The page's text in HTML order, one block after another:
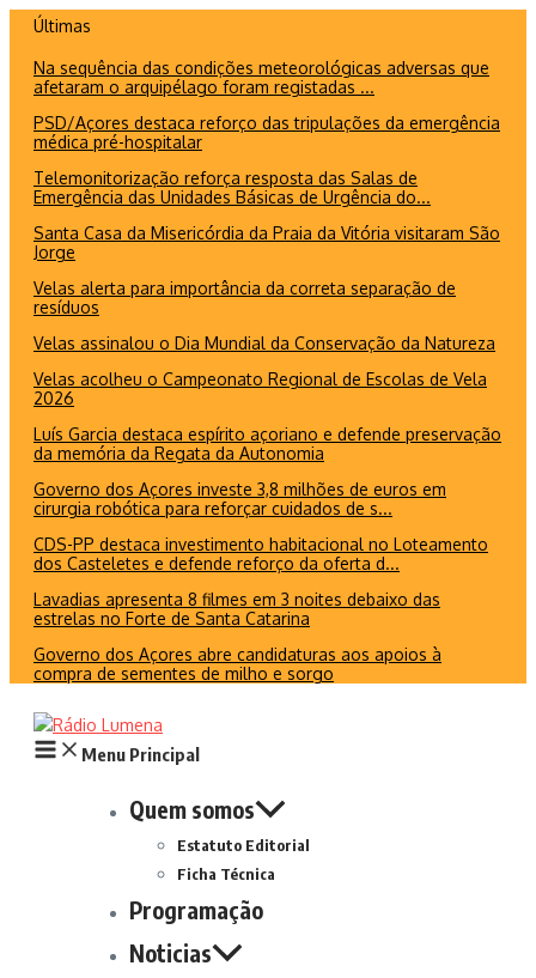
conteúdo
Últimas
Na sequência das condições meteorológicas adversas que
afetaram o arquipélago foram registadas ...
PSD/Açores destaca reforço das tripulações da emergência
médica pré-hospitalar
Telemonitorização reforça resposta das Salas de
Emergência das Unidades Básicas de Urgência do...
Santa Casa da Misericórdia da Praia da Vitória visitaram São
Jorge
Velas alerta para importância da correta separação de
resíduos
Velas assinalou o Dia Mundial da Conservação da Natureza
Velas acolheu o Campeonato Regional de Escolas de Vela
2026
Luís Garcia destaca espírito açoriano e defende preservação
da memória da Regata da Autonomia
Governo dos Açores investe 3,8 milhões de euros em
cirurgia robótica para reforçar cuidados de s...
CDS-PP destaca investimento habitacional no Loteamento
dos Casteletes e defende reforço da oferta d...
Lavadias apresenta 8 filmes em 3 noites debaixo das
estrelas no Forte de Santa Catarina
Governo dos Açores abre candidaturas aos apoios à
compra de sementes de milho e sorgo
Menu Principal
Quem somos
Estatuto Editorial
Ficha Técnica
Programação
Noticias